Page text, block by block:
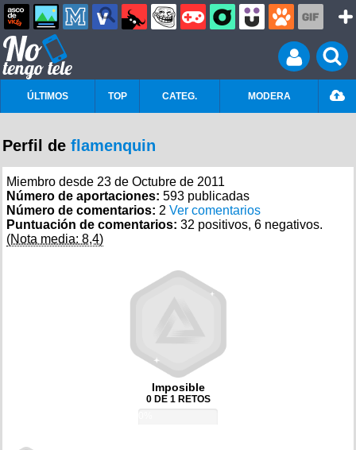
ÚLTIMOS TOP CATEG. MODERA
Perfil de flamenquin
Miembro desde 23 de Octubre de 2011
Número de aportaciones: 593 publicadas
Número de comentarios: 2 Ver comentarios
Puntuación de comentarios: 32 positivos, 6 negativos.
(Nota media: 8,4)
Imposible
0 DE 1 RETOS